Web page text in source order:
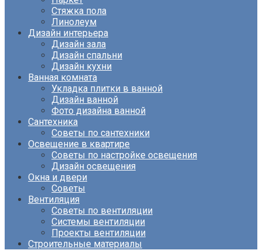
Стяжка пола
Линолеум
Дизайн интерьера
Дизайн зала
Дизайн спальни
Дизайн кухни
Ванная комната
Укладка плитки в ванной
Дизайн ванной
Фото дизайна ванной
Сантехника
Советы по сантехники
Освещение в квартире
Советы по настройке освещения
Дизайн освещения
Окна и двери
Советы
Вентиляция
Советы по вентиляции
Системы вентиляции
Проекты вентиляции
Строительные материалы